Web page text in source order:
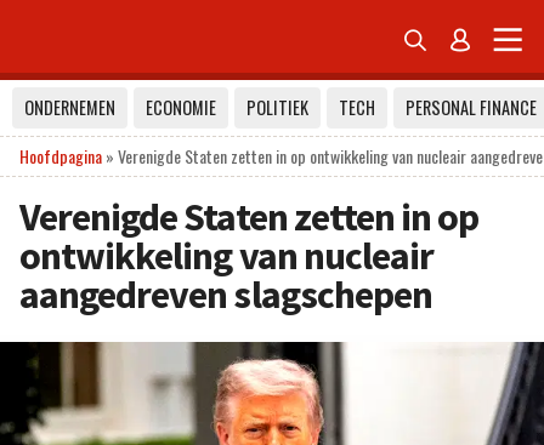
 
ONDERNEMEN ECONOMIE POLITIEK TECH
PERSONAL FINANCE
Hoofdpagina»Verenigde Staten zetten in op ontwikkeling van nucleair
Verenigde Staten zetten in op
ontwikkeling van nucleair
aangedreven slagschepen